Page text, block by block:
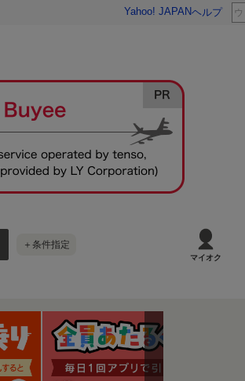
Yahoo! JAPANヘルプ
＋条件指定
マイオク